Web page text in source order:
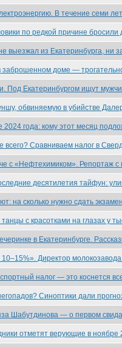
В течение семи
по редкой причине бросили
выезжал из Екатеринбурга, ни
доме —
Под Екатеринбургом ищут
обвиняемую в убийстве
года: кому этот месяц
всего? Сравниваем налог в
с «Нефтехимиком». Репортаж с
десятилетия тайфун:
на сколько нужно сдать
с красотками на глазах у
в Екатеринбурге.
Директор
налог — это коснется
Синоптики дали
Шабутдинова — о первом
отметят верующие в ноябре